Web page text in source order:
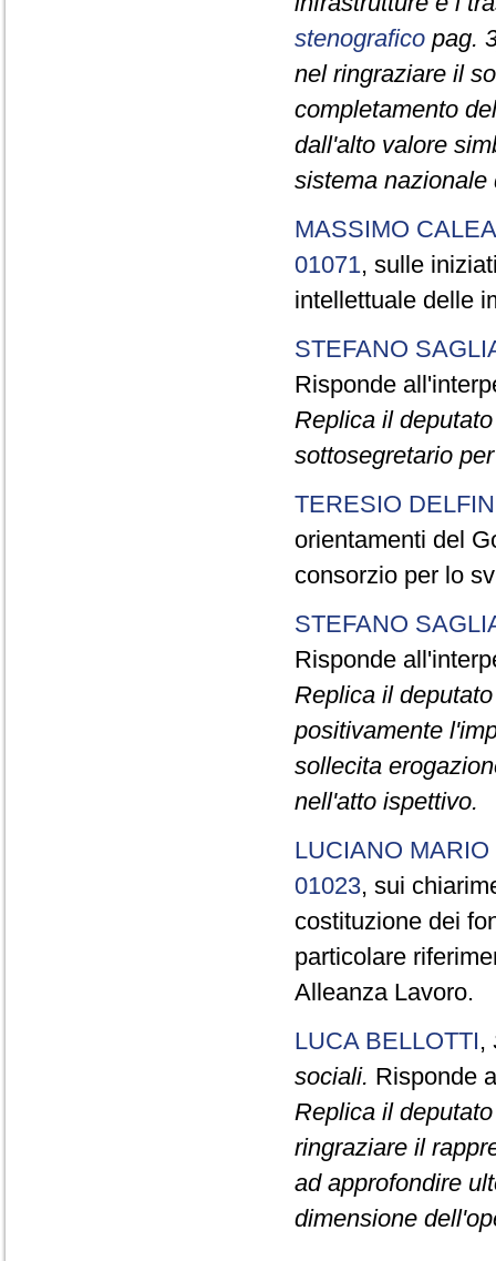
stenografico pag.
nel ringraziare il
completamento
dall'alto valore
sistema nazionale
MASSIMO
01071, sulle
intellettuale delle
STEFANO
Risponde
Replica il
sottosegretario
TERESIO
orientamenti del
consorzio per lo
STEFANO
Risponde
Replica il
positivamente
sollecita
nell'atto ispettivo.
LUCIANO
01023, sui
costituzione dei
particolare
Alleanza Lavoro.
LUCA BELLOTTI,
sociali. Risponde
Replica il
ringraziare il
ad approfondire
dimensione